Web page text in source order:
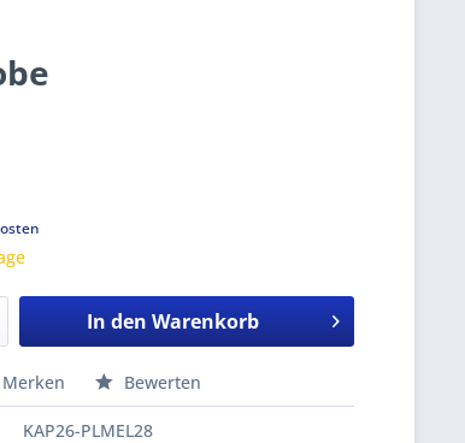
In den Warenkorb
Merken Bewerten
KAP26-PLMEL28